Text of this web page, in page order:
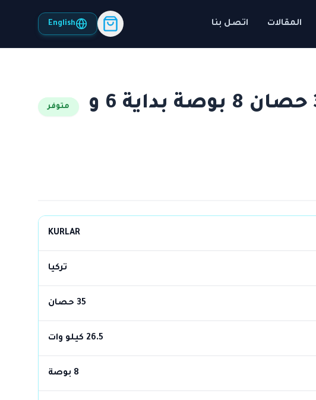
المقالات اتصل بنا English
طلمبة كورلار 35 حصان 8 بوصة بداية 6 و
متوفر
KURLAR
تركيا
35 حصان
26.5 كيلو وات
8 بوصة